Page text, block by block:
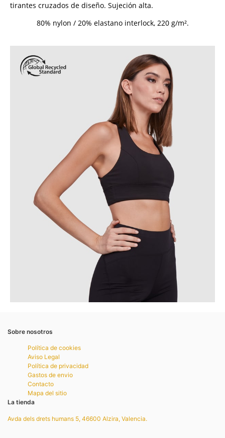
tirantes cruzados de diseño. Sujeción alta.
80% nylon / 20% elastano interlock, 220 g/m².
Sobre nosotros
Política de cookies
Aviso Legal
Política de privacidad
Gastos de envio
Contacto
Mapa del sitio
La tienda
Avda dels drets humans 5, 46600 Alzira, Valencia.